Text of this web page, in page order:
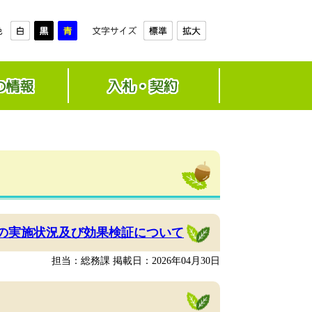
実施状況及び効果検証について
担当：総務課 掲載日：2026年04月30日